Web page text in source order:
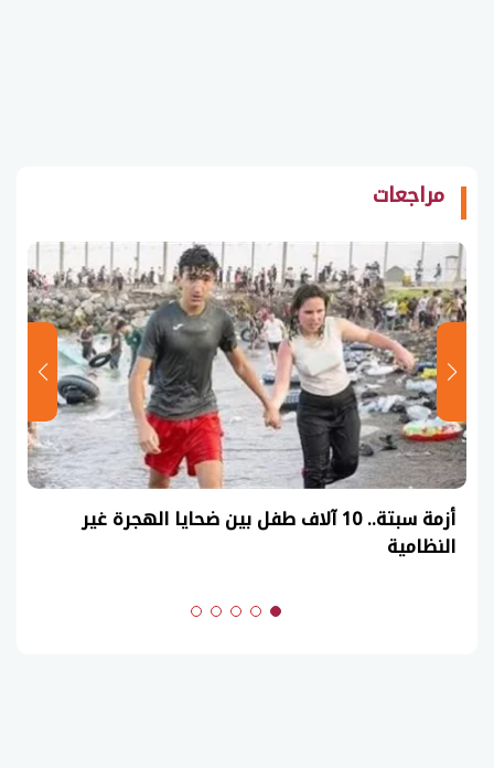
مراجعات
أزمة سبتة.. 10 آلاف طفل بين ضحايا الهجرة غير
النظامية